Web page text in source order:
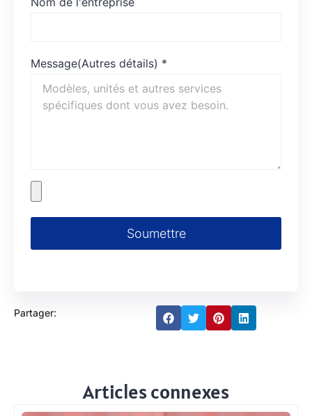
Message(Autres détails) *
Soumettre
Partager:
Articles connexes